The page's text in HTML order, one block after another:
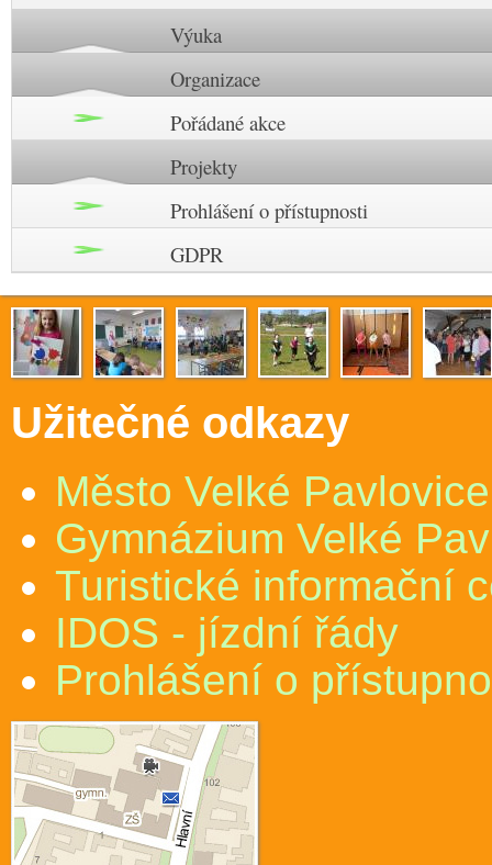
Výuka
Organizace
Pořádané akce
Projekty
Prohlášení o přístupnosti
GDPR
Užitečné odkazy
Město Velké Pavlovice
Gymnázium Velké
Turistické informační
IDOS - jízdní řády
Prohlášení o